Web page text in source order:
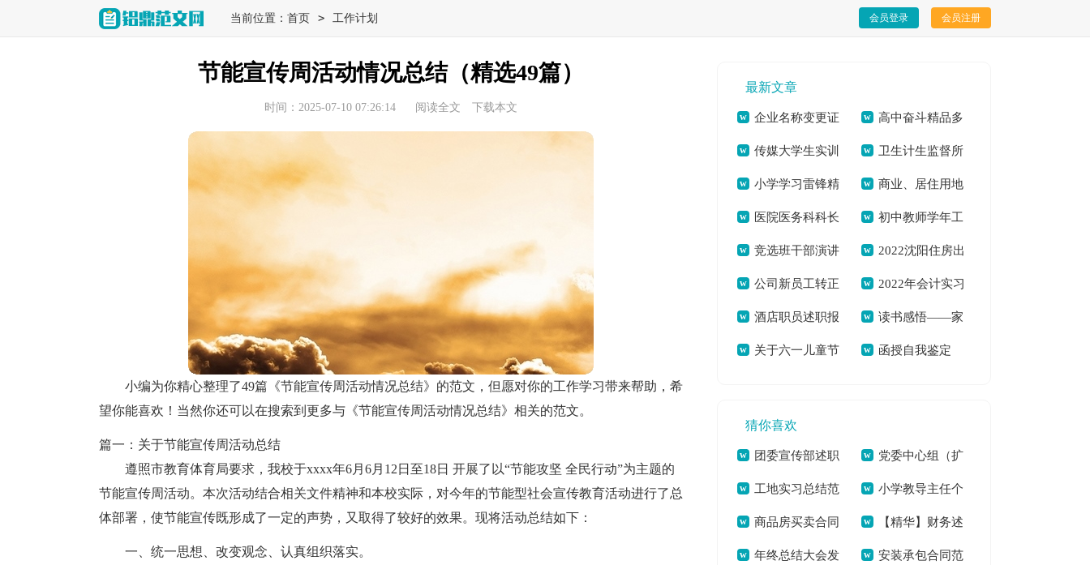
当前位置： 首页 > 工作计划 会员登录 会员注册
节能宣传周活动情况总结（精选49篇）
时间：2025-07-10 07:26:14 阅读全文 下载本文
小编为你精心整理了49篇《节能宣传周活动情况总结》的范文，但愿对你的工作学习带来帮助，希
望你能喜欢！当然你还可以在搜索到更多与《节能宣传周活动情况总结》相关的范文。
篇一：关于节能宣传周活动总结
遵照市教育体育局要求，我校于xxxx年6月6月12日至18日 开展了以“节能攻坚 全民行动”为主题的
节能宣传周活动。本次活动结合相关文件精神和本校实际，对今年的节能型社会宣传教育活动进行了总
体部署，使节能宣传既形成了一定的声势，又取得了较好的效果。现将活动总结如下：
一、统一思想、改变观念、认真组织落实。
最新文章
企业名称变更证
明[本文共3101字]
高中奋斗精品多
篇[本文共3741字]
传媒大学生实训
心得体会[本文共
11684字]
卫生计生监督所
2020年国家“双随
机”半年工作总结[本
文共559字]
小学学习雷锋精
神国旗下讲话稿[本
文共2120字]
商业、居住用地
规划设计说明[本文
共3677字]
医院医务科科长
竞职演讲稿(精选多
篇)[本文共4251字]
初中教师学年工
作自我鉴定[本文共
6359字]
竞选班干部演讲
稿[本文共4482字]
2022沈阳住房出
租合同书面版[本文
共4658字]
公司新员工转正
个人工作总结
2021[本文共7665字]
2022年会计实习
工作总结多篇[本文
共9747字]
酒店职员述职报
告怎么写多篇[本文
读书感悟——家
庭教育对儿童成长的
关于六一儿童节
5081字]
函授自我鉴定
猜你喜欢
团委宣传部述职
报告集合9篇[本文共
8388字]
党委中心组（扩
大）第三次集中学习
发言稿暨学习毛南族
实现整族脱贫重要指
工地实习总结范
文合集8篇[本文共
16311字]
小学教导主任个
人述职报告七篇[本
文共11263字]
商品房买卖合同
范本15篇[本文共
【精华】财务述
职锦集5篇[本文共
年终总结大会发 安装承包合同范